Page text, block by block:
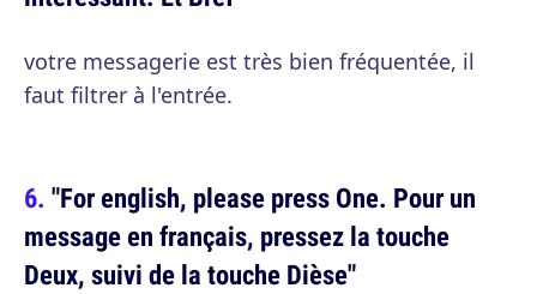
votre messagerie est très bien fréquentée, il
faut filtrer à l'entrée.
"For english, please press One. Pour un
message en français, pressez la touche
Deux, suivi de la touche Dièse"